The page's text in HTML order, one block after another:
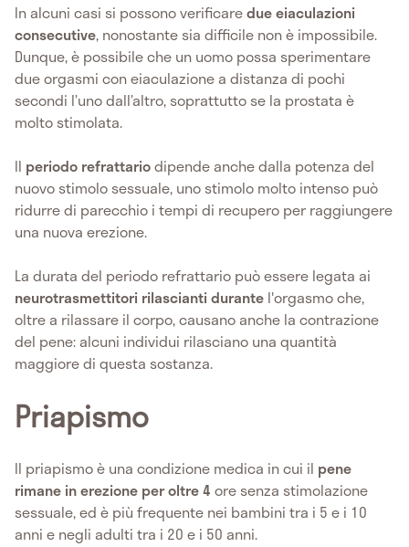
In alcuni casi si possono verificaredue eiaculazioni
consecutive, nonostante sia difficile non è impossibile.
Dunque, è possibile che un uomo possa sperimentare
due orgasmi con eiaculazione a distanza di pochi
secondi l’uno dall’altro, soprattutto se la prostata è
molto stimolata.
Il periodo refrattariodipende anche dalla potenza del
nuovo stimolo sessuale, uno stimolo molto intenso può
ridurre di parecchio i tempi di recupero per raggiungere
una nuova erezione.
La durata del periodo refrattario può essere legata ai
neurotrasmettitori rilascianti durante l'orgasmo che,
oltre a rilassare il corpo, causano anche la contrazione
del pene: alcuni individui rilasciano una quantità
maggiore di questa sostanza.
Priapismo
Il priapismo è una condizione medica in cui il pene
rimane in erezione per oltre 4 ore senza stimolazione
sessuale, ed è più frequente nei bambini tra i 5 e i 10
anni e negli adulti tra i 20 e i 50 anni.